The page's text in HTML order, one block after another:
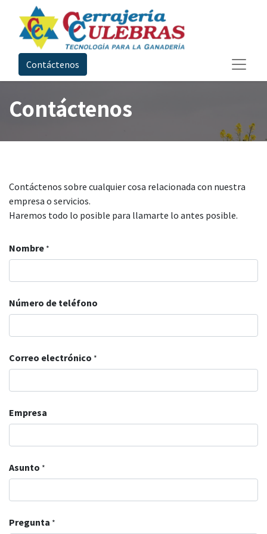
Contáctenos
Contáctenos
Contáctenos sobre cualquier cosa relacionada con nuestra
empresa o servicios.
Haremos todo lo posible para llamarte lo antes posible.
Nombre *
Número de teléfono
Correo electrónico *
Empresa
Asunto *
Pregunta *